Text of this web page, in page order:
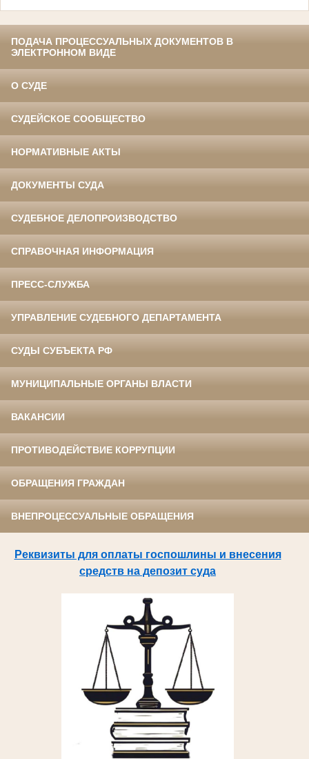
ПОДАЧА ПРОЦЕССУАЛЬНЫХ ДОКУМЕНТОВ В
ЭЛЕКТРОННОМ ВИДЕ
О СУДЕ
СУДЕЙСКОЕ СООБЩЕСТВО
НОРМАТИВНЫЕ АКТЫ
ДОКУМЕНТЫ СУДА
СУДЕБНОЕ ДЕЛОПРОИЗВОДСТВО
СПРАВОЧНАЯ ИНФОРМАЦИЯ
ПРЕСС-СЛУЖБА
УПРАВЛЕНИЕ СУДЕБНОГО ДЕПАРТАМЕНТА
СУДЫ СУБЪЕКТА РФ
МУНИЦИПАЛЬНЫЕ ОРГАНЫ ВЛАСТИ
ВАКАНСИИ
ПРОТИВОДЕЙСТВИЕ КОРРУПЦИИ
ОБРАЩЕНИЯ ГРАЖДАН
ВНЕПРОЦЕССУАЛЬНЫЕ ОБРАЩЕНИЯ
Реквизиты для оплаты госпошлины и внесения
средств на депозит суда